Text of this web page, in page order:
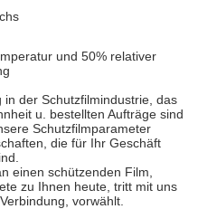
und 50% relativer
der Schutzfilmindustrie, das
u. bestellten Aufträge sind
Schutzfilmparameter
die für Ihr Geschäft
einen schützenden Film,
zu Ihnen heute, tritt mit uns
vorwählt.